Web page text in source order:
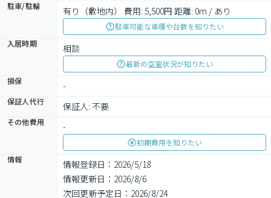
駐車/駐輪 有り（敷地内） 費用: 5,500円 距離: 0m / あり
駐車可能な車種や台数を知りたい
入居時期
相談
最新の空室状況が知りたい
損保
-
保証人代行 保証人: 不要
その他費用 -
初期費用を知りたい
情報
情報登録日：2026/5/18
情報更新日：2026/8/6
次回更新予定日：2026/8/24